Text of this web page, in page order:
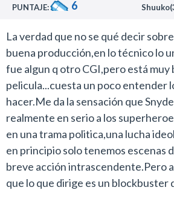
Al principio choca un poco porque
pasan sus escenas cobra mucho
Hay miles de cosas más para decir
es muy larga aunque no contenga
voy a reiterar que es el sueño de
que el espectador que no lo sea va
entretenimiento con estos
conocidos.
un estreno, es un evento
verla. Es obligación
PUNTAJE: 6
La verdad que no se qué decir
buena producción,en lo técnico lo
fue algun q otro CGI,pero está muy
pelicula...cuesta un poco entender
hacer.Me da la sensación que
realmente en serio a los
en una trama politica,una lucha
en principio solo tenemos escenas
breve acción intrascendente.Pero
que lo que dirige es un blockbuster